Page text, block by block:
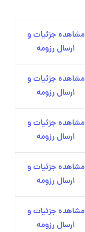
مشاهده جزئیات و
ارسال رزومه
مشاهده جزئیات و
ارسال رزومه
مشاهده جزئیات و
ارسال رزومه
مشاهده جزئیات و
ارسال رزومه
مشاهده جزئیات و
ارسال رزومه